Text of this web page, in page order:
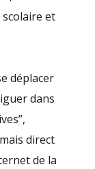
et
déplacer
dans
direct
de la